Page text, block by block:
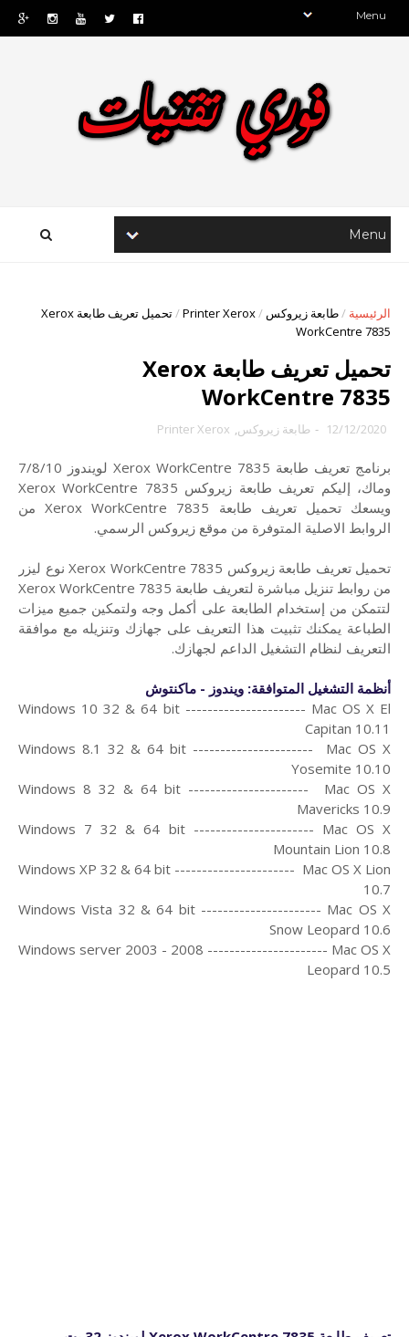
الرئيسية /طابعة زيروكس /
Printer Xerox
/
تحميل تعريف طابعة Xerox
WorkCentre 7835
تحميل تعريف طابعة Xerox
WorkCentre 7835
12/12/2020
- طابعة زيروكس,
Printer Xerox
برنامج تعريف طابعة Xerox WorkCentre 7835 لويندوز 7/8/10
وماك،
إليكم تعريف طابعة زيروكس Xerox WorkCentre 7835
ويسعك تحميل تعريف طابعة Xerox WorkCentre 7835 من
الروابط الاصلية المتوفرة من موقع زيروكس الرسمي.
تحميل تعريف طابعة زيروكس Xerox WorkCentre 7835 نوع ليزر
من روابط تنزيل مباشرة لتعريف طابعة Xerox WorkCentre 7835
لتتمكن من إستخدام الطابعة على أكمل وجه ولتمكين جميع ميزات
الطباعة يمكنك تثبيت هذا التعريف على جهازك وتنزيله مع موافقة
التعريف لنظام التشغيل الداعم لجهازك.
أنظمة التشغيل المتوافقة: ويندوز - ماكنتوش
Windows 10 32 & 64 bit ---------------------- Mac OS X El
Capitan 10.11
Windows 8.1 32 & 64 bit ---------------------- Mac OS X
Yosemite 10.10
Windows 8 32 & 64 bit ---------------------- Mac OS X
Mavericks 10.9
Windows 7 32 & 64 bit ---------------------- Mac OS X
Mountain Lion 10.8
Windows XP 32 & 64 bit ---------------------- Mac OS X Lion
10.7
Windows Vista 32 & 64 bit ---------------------- Mac OS X
Snow Leopard 10.6
Windows server 2003 - 2008 ---------------------- Mac OS X
Leopard 10.5